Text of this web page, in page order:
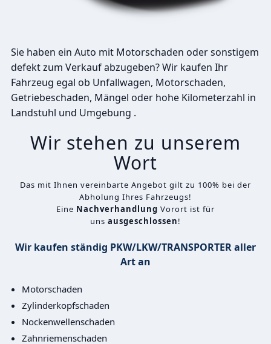
Sie haben ein Auto mit Motorschaden oder sonstigem
defekt zum Verkauf abzugeben? Wir kaufen Ihr
Fahrzeug egal ob Unfallwagen, Motorschaden,
Getriebeschaden, Mängel oder hohe Kilometerzahl in
Landstuhl und Umgebung .
Wir stehen zu unserem
Wort
Das mit Ihnen vereinbarte Angebot gilt zu 100% bei der
Abholung Ihres Fahrzeugs!
Eine Nachverhandlung Vorort ist für
uns ausgeschlossen!
Wir kaufen ständig PKW/LKW/TRANSPORTER aller
Art an
Motorschaden
Zylinderkopfschaden
Nockenwellenschaden
Zahnriemenschaden